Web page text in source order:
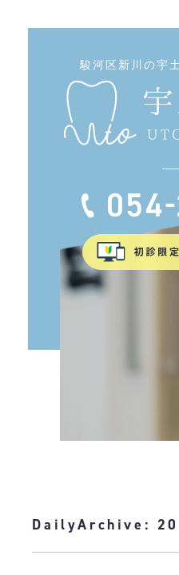
駿河区新川の宇
DailyArchive: